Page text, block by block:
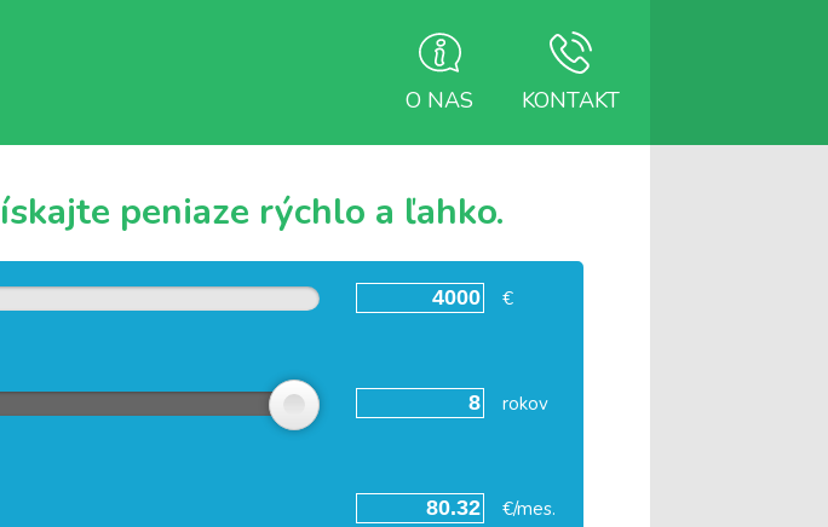
O NAS KONTAKT
peniaze rýchlo a ľahko.
€
rokov
€/mes.